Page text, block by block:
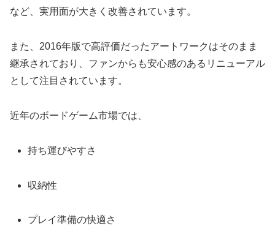
など、実用面が大きく改善されています。
また、2016年版で高評価だったアートワークはそのまま
継承されており、ファンからも安心感のあるリニューアル
として注目されています。
近年のボードゲーム市場では、
持ち運びやすさ
収納性
プレイ準備の快適さ